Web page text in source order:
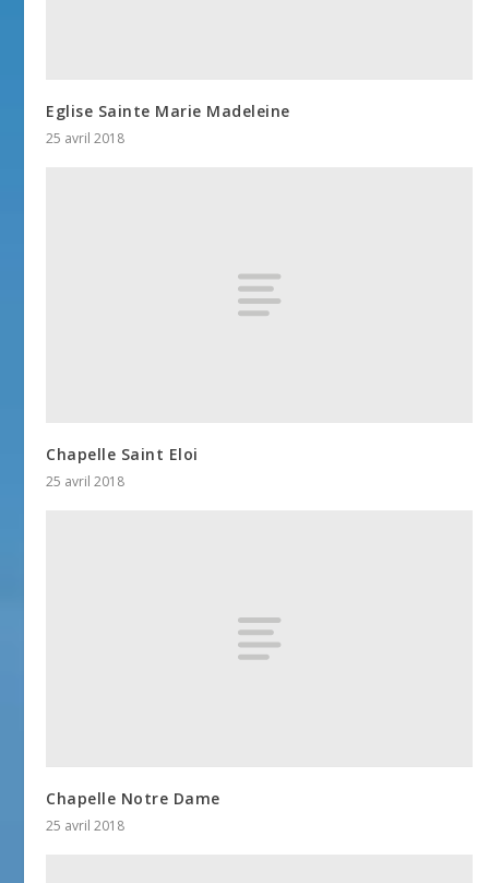
Eglise Sainte Marie Madeleine
25 avril 2018
Chapelle Saint Eloi
25 avril 2018
Chapelle Notre Dame
25 avril 2018